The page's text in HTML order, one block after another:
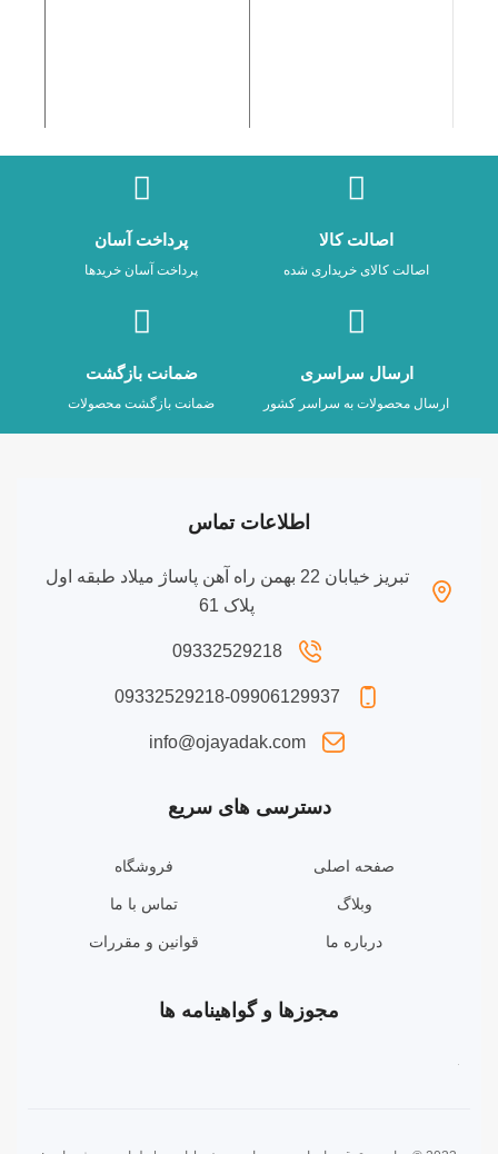
اصالت کالا
اصالت کالای خریداری شده
پرداخت آسان
پرداخت آسان خریدها
ارسال سراسری
ارسال محصولات به سراسر کشور
ضمانت بازگشت
ضمانت بازگشت محصولات
اطلاعات تماس
تبریز خیابان 22 بهمن راه آهن پاساژ میلاد طبقه اول
پلاک 61
09332529218
09332529218-09906129937
info@ojayadak.com
دسترسی های سریع
صفحه اصلی فروشگاه
وبلاگ تماس با ما
درباره ما قوانین و مقررات
مجوزها و گواهینامه ها